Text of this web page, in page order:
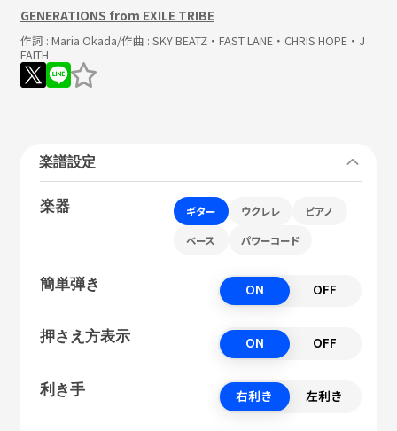
GENERATIONS from EXILE TRIBE
作詞 : Maria Okada/作曲 : SKY BEATZ・FAST LANE・CHRIS HOPE・J
FAITH
楽譜設定
楽器 ギター ウクレレ ピアノ
ベース パワーコード
簡単弾き ON OFF
押さえ方表示 ON OFF
利き手 右利き 左利き